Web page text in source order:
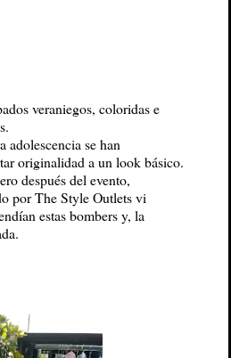
veraniegos, coloridas e
adolescencia se han
originalidad a un look básico.
después del evento,
por The Style Outlets vi
estas bombers y, la